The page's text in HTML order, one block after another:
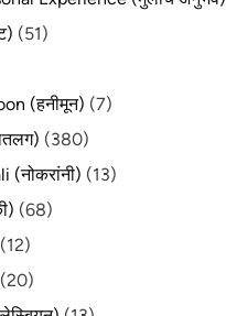
(51)
(हनीमून) (7)
(380)
(नोकरांनी) (13)
(68)
(12)
(20)